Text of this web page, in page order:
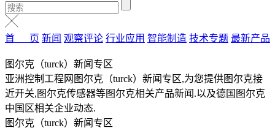
首 页 新闻 观察评论 行业应用 智能制造 技术专题 最新产品
图尔克（turck）新闻专区
亚洲控制工程网图尔克（turck）新闻专区,为您提供图尔克接
近开关,图尔克传感器等图尔克相关产品新闻.以及德国图尔克
中国区相关企业动态.
图尔克（turck）新闻专区